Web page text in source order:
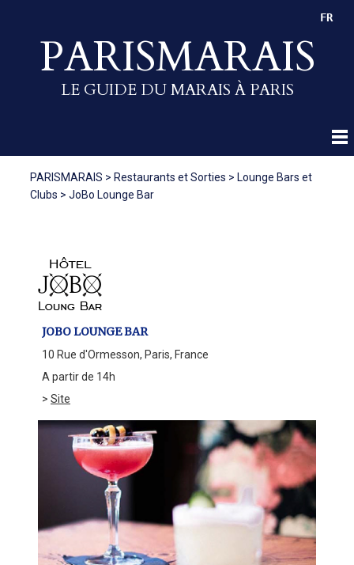
PARISMARAIS
LE GUIDE DU MARAIS À PARIS
FR
PARISMARAIS > Restaurants et Sorties > Lounge Bars et
Clubs > JoBo Lounge Bar
JOBO LOUNGE BAR
10 Rue d'Ormesson, Paris, France
A partir de 14h
> Site